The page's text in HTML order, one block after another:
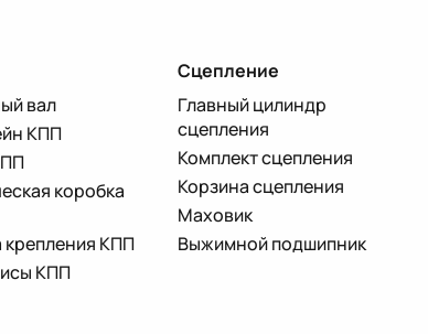
вал
КПП
коробка
КПП
КПП
Сцепление
Главный цилиндр
сцепления
Комплект сцепления
Корзина сцепления
Маховик
Выжимной подшипник